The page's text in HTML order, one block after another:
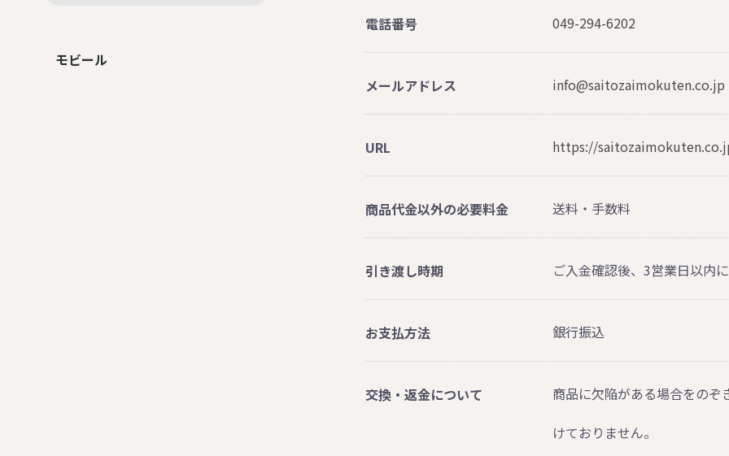
モビール
電話番号 049-294-6202
メールアドレス info@saitozaimokuten.co.jp
URL https://
商品代金以外の必要料金 送料・手数料
引き渡し時期 ご入金確認後、3営業日以内
お支払方法 銀行振込
交換・返金について
商品に欠陥がある場合をの
けておりません。